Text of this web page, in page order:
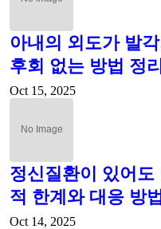
아내의 외도가 발
후회 없는 방법 정리
Oct 15, 2025
정신질환이 있어
적 한계와 대응 방법
Oct 14, 2025